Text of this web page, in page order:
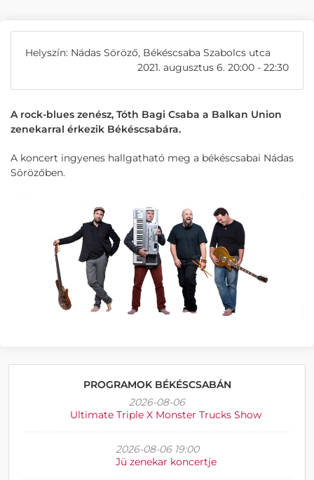
Helyszín: Nádas Söröző, Békéscsaba Szabolcs utca
2021. augusztus 6. 20:00 - 22:30
A rock-blues zenész, Tóth Bagi Csaba a Balkan Union
zenekarral érkezik Békéscsabára.
A koncert ingyenes hallgatható meg a békéscsabai Nádas
Sörözőben.
PROGRAMOK BÉKÉSCSABÁN
2026-08-06
Ultimate Triple X Monster Trucks Show
2026-08-06 19:00
Jü zenekar koncertje